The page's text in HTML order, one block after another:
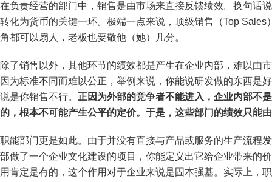
在负责经营的部门中，销售是由市场来直接反馈绩效。换句话
转化为货币的关键一环。极端一点来说，顶级销售（Top Sales
角都可以扇人，老板也要敬他（她）几分。
除了销售以外，其他环节的绩效都是产生在企业内部，难以由
因为标准不同而难以公正，举例来说，你能说研发做的东西是
说是你销售不行。 正因为外部的竞争者不能进入，企业内部不
的，根本不可能产生公平的定价。于是，这些部门的绩效只能
职能部门更是如此。由于并没有直接与产品或服务的生产流程
部做了一个企业文化建设的项目，你能定义出它给企业带来的
用肯定是有的，这个作用对于企业来说是固本强基。实际上，